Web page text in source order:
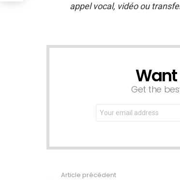
appel vocal, vidéo ou
Want
Get the
Email
address:
Article précédent